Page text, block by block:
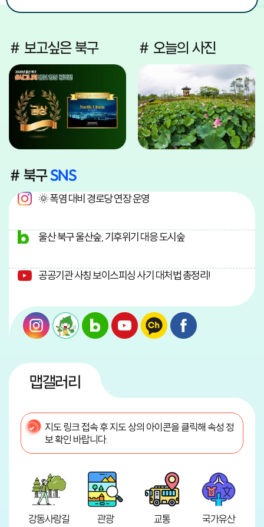
# 보고싶은 북구 # 오늘의 사진
# 북구SNS
🌞 폭염 대비 경로당 연장 운영
울산 북구 울산숲, 기후위기 대응 도시숲
공공기관 사칭 보이스피싱 사기 대처법 총정리!
맵갤러리
지도 링크 접속 후 지도 상의 아이콘을 클릭해 속성 정
보 확인 바랍니다.
강동사랑길 관광 교통 국가유산